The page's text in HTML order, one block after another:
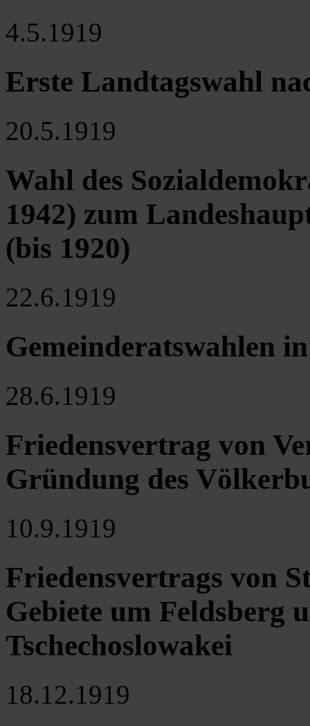
4.5.1919
Erste Landtagswahl
20.5.1919
Wahl des
1942) zum
(bis 1920)
22.6.1919
Gemeinderatswahlen
28.6.1919
Friedensvertrag von
Gründung des
10.9.1919
Friedensvertrags von
Gebiete um Feldsberg
Tschechoslowakei
18.12.1919